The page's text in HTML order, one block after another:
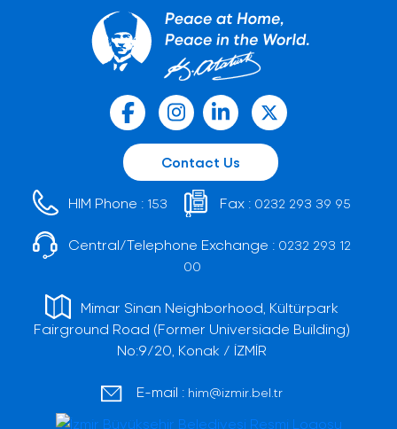
Contact Us
HIM Phone : 153 Fax : 0232 293 39 95
Central/Telephone Exchange : 0232 293 12
00
Mimar Sinan Neighborhood, Kültürpark
Fairground Road (Former Universiade Building)
No:9/20, Konak / İZMİR
E-mail : him@izmir.bel.tr